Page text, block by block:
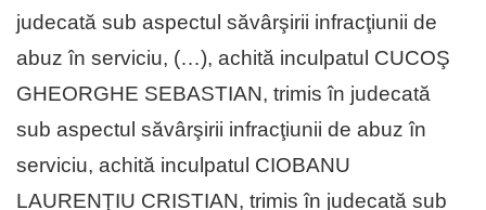
judecată sub aspectul săvârşirii infracţiunii de
abuz în serviciu, (…), achită inculpatul CUCOŞ
GHEORGHE SEBASTIAN, trimis în judecată
sub aspectul săvârşirii infracţiunii de abuz în
serviciu, achită inculpatul CIOBANU
LAURENŢIU CRISTIAN, trimis în judecată sub